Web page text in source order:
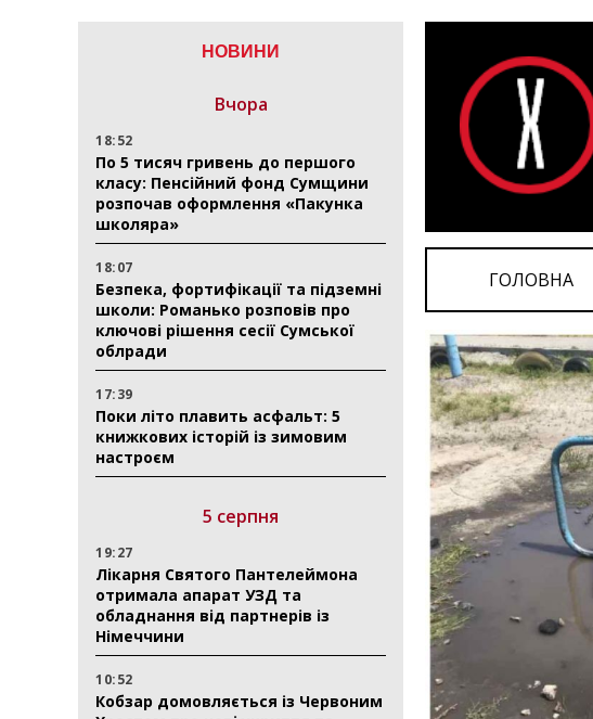
ГОЛОВНА
НОВИНИ
Вчора
18:52
По 5 тисяч гривень до першого
класу: Пенсійний фонд Сумщини
розпочав оформлення «Пакунка
школяра»
18:07
Безпека, фортифікації та підземні
школи: Романько розповів про
ключові рішення сесії Сумської
облради
17:39
Поки літо плавить асфальт: 5
книжкових історій із зимовим
настроєм
5 серпня
19:27
Лікарня Святого Пантелеймона
отримала апарат УЗД та
обладнання від партнерів із
Німеччини
10:52
Кобзар домовляється із Червоним